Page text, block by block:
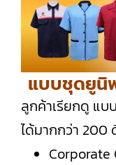
แบบชุดยูนิ
ลูกค้าเรียกดู แ
ได้มากกว่า 200
Corporate